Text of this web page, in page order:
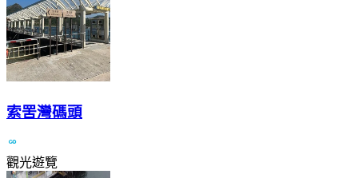
索罟灣碼頭
觀光遊覽